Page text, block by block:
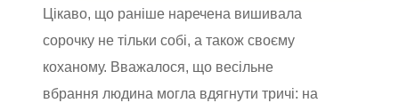
Цікаво, що раніше наречена вишивала
сорочку не тільки собі, а також своєму
коханому. Вважалося, що весільне
вбрання людина могла вдягнути тричі: на